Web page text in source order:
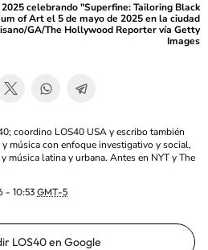
celebrando "Superfine: Tailoring Black
of Art el 5 de mayo de 2025 en la ciudad
GA/The Hollywood Reporter vía Getty
Images
coordino LOS40 USA y escribo también
música con enfoque investigativo y social,
música latina y urbana. Antes en NYT y The
- 10:53 GMT-5
LOS40 en Google